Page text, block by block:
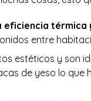
eficiencia térmica
entre
estéticos y son
de yeso lo